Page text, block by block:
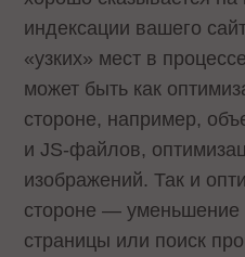
индексации вашего
«узких» мест в
может быть как
стороне, например,
и JS-файлов,
изображений. Так и
стороне — уменьшение
страницы или поиск